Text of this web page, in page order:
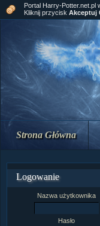
Strona Główna
Logowanie
Nazwa użytkownika
Hasło
Portal Harry-Potter.net.pl
Kliknij przycisk Akceptuj